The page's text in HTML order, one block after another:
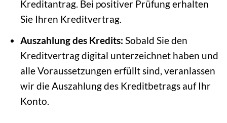
Kreditantrag. Bei positiver Prüfung erhalten
Sie Ihren Kreditvertrag.
Auszahlung des Kredits: Sobald Sie den
Kreditvertrag digital unterzeichnet haben und
alle Voraussetzungen erfüllt sind, veranlassen
wir die Auszahlung des Kreditbetrags auf Ihr
Konto.